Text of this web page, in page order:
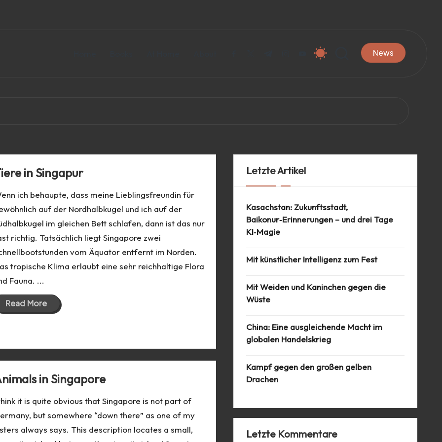
instagram.com
youtube.com News
in Singapur
ich behaupte, dass meine Lieblingsfreundin für
auf der Nordhalbkugel und ich auf der
im gleichen Bett schlafen, dann ist das nur
richtig. Tatsächlich liegt Singapore zwei
vom Äquator entfernt im Norden.
tropische Klima erlaubt eine sehr reichhaltige Flora
Fauna. ...
Read More
in Singapore
it is quite obvious that Singapore is not part of
but somewhere “down there” as one of my
always says. This description locates a small,
Letzte Artikel
Kasachstan: Zukunftsstadt,
Baikonur‑Erinnerungen – und drei Tage
KI‑Magie
Mit künstlicher Intelligenz zum Fest
Mit Weiden und Kaninchen gegen die
Wüste
China: Eine ausgleichende Macht im
globalen Handelskrieg
Kampf gegen den großen gelben
Drachen
Letzte Kommentare